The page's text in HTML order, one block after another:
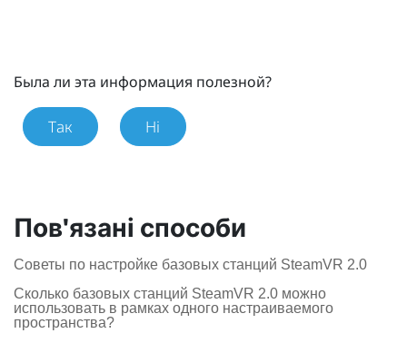
Была ли эта информация полезной?
Так Ні
Пов'язані способи
Советы по настройке базовых станций SteamVR 2.0
Сколько базовых станций SteamVR 2.0 можно
использовать в рамках одного настраиваемого
пространства?